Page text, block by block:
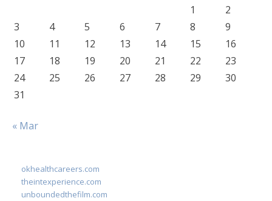
1
2
3
4 5 6 7 8
9
10
11 12 13 14 15
16
17
18 19 20 21 22
23
24
25 26 27 28 29
30
31
« Mar
okhealthcareers.com
theintexperience.com
unboundedthefilm.com